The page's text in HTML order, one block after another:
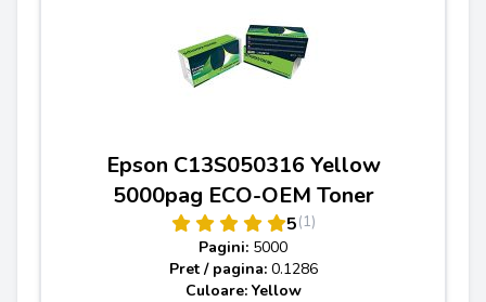
Epson C13S050316 Yellow
5000pag ECO-OEM Toner
5(1)
Pagini: 5000
Pret / pagina: 0.1286
Culoare: Yellow